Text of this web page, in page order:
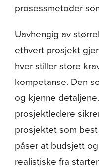
prosessmetoder
Uavhengig av
ethvert prosjekt
hver stiller store
kompetanse. Den
og kjenne
prosjektledere
prosjektet som
påser at budsjett
realistiske fra